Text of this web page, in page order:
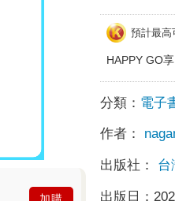
加購
預計最高
HAPPY GO享
分類： 電子
作者：
出版社： 台
出版日：